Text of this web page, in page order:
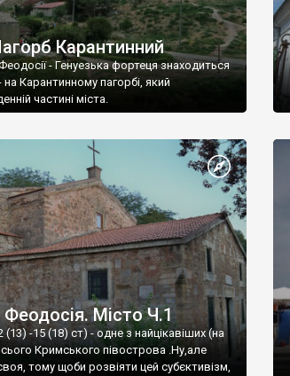
Карантинний
- Генуезька фортеця знаходиться
Карантинному пагорбі, який
частині міста.
Місто Ч.1
-15 (18) ст) - одне з найцікавіших (на
Кримського півострова .Ну,але
тому щоби розвіяти цей субєктивізм,